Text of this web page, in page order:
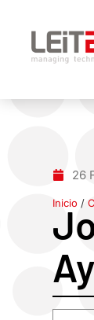
26
Inicio /